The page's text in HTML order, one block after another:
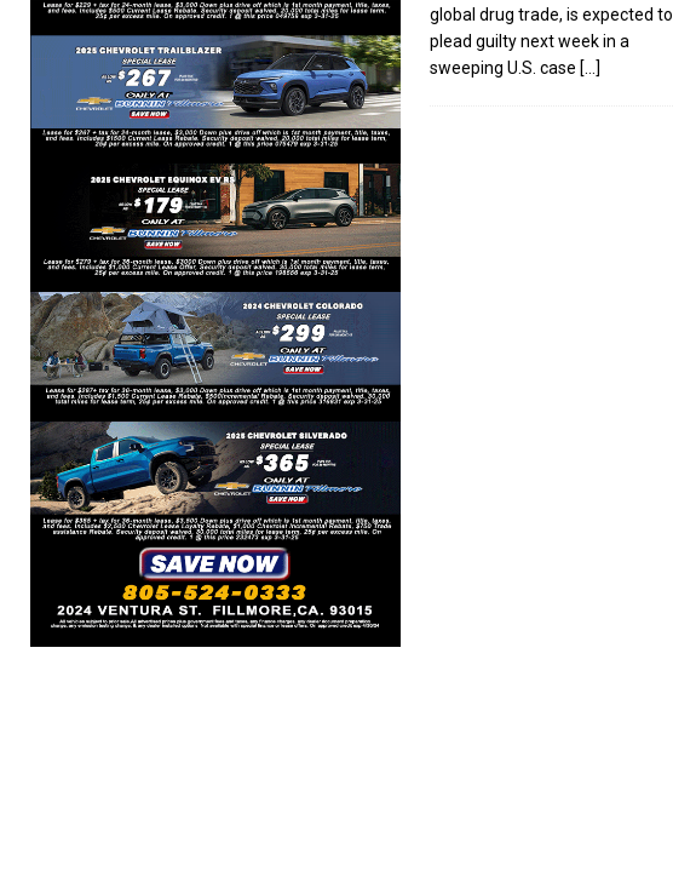
global drug trade, is expected to
plead guilty next week in a
sweeping U.S. case […]